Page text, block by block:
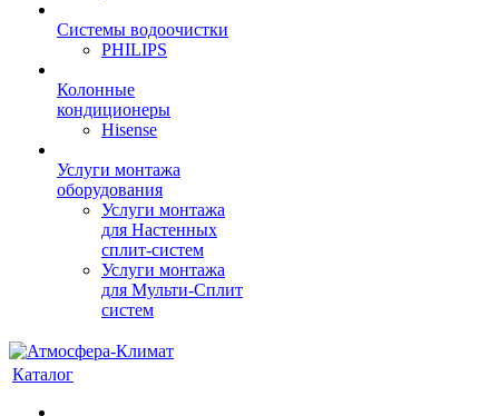
Системы водоочистки
PHILIPS
Колонные
кондиционеры
Hisense
Услуги монтажа
оборудования
Услуги монтажа
для Настенных
сплит-систем
Услуги монтажа
для Мульти-Сплит
систем
Каталог